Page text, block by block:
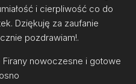
i cierpliwość co do
Dziękuję za zaufanie
pozdrawiam!.
nowoczesne i gotowe